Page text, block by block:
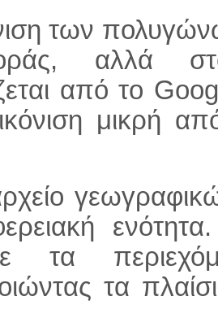
των
αλλά
από το
μικρή
τα
τα